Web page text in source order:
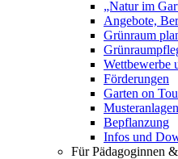
„Natur im
Angebote,
Grünraum
Wettbewerbe
Förderungen
Garten on
Bepflanzung
Infos und
Für Pädagoginnen